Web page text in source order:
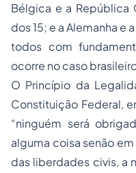
Bélgica e a República
dos 15; e a Alemanha e
todos com
ocorre no caso
O Princípio da
Constituição Federal,
“ninguém será
alguma coisa senão
das liberdades civis, a